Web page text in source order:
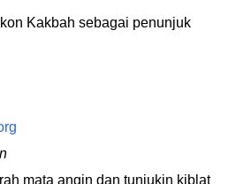
Kakbah sebagai penunjuk
mata angin dan tunjukin kiblat